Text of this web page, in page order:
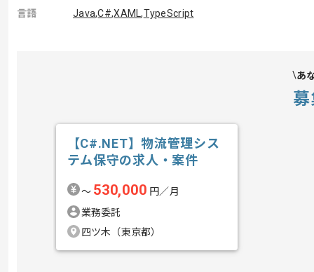
言語
Java,C#,XAML,TypeScript
あ
【C#.NET】物流管理シス
テム保守の求人・案件
〜 530,000 円／月
業務委託
四ツ木（東京都）